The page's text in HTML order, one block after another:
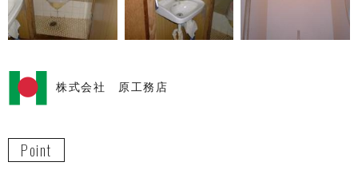
株式会社 原工務店
Point